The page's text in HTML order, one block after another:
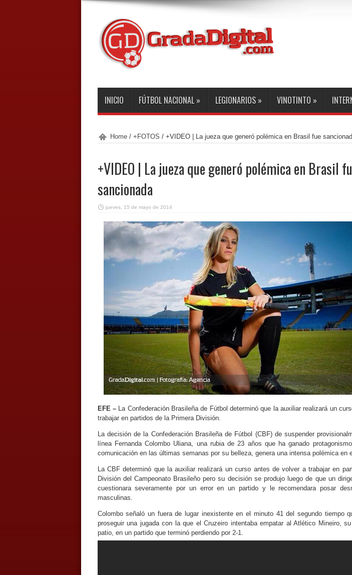
INICIO FÚTBOL NACIONAL » LEGIONARIOS » VINOTINTO »
Home/ +FOTOS / +VIDEO | La jueza que generó polémica en Brasil fue
+VIDEO | La jueza que generó polémica en Brasil
sancionada
jueves, 15 de mayo de 2014
EFE –La Confederación Brasileña de Fútbol determinó que la auxiliar realizará un
trabajar en partidos de la Primera División.
La decisión de la Confederación Brasileña de Fútbol (CBF) de suspender
línea Fernanda Colombo Uliana, una rubia de 23 años que ha ganado
comunicación en las últimas semanas por su belleza, genera una intensa polémica en
La CBF determinó que la auxiliar realizará un curso antes de volver a trabajar en
División del Campeonato Brasileño pero su decisión se produjo luego de que un
cuestionara severamente por un error en un partido y le recomendara posar
masculinas.
Colombo señaló un fuera de lugar inexistente en el minuto 41 del segundo tiempo
proseguir una jugada con la que el Cruzeiro intentaba empatar al Atlético Mineiro,
patio, en un partido que terminó perdiendo por 2-1.